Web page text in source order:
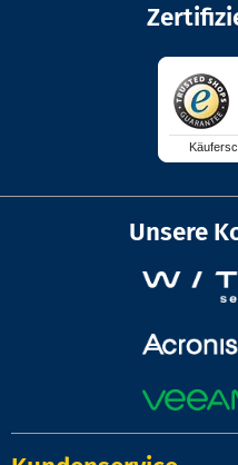
Unsere